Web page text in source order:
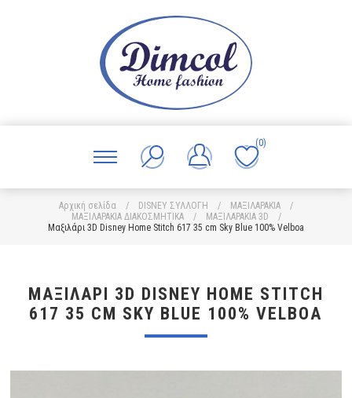
(0)
Αρχική σελίδα / DISNEY ΣΥΛΛΟΓΗ / ΜΑΞΙΛΑΡΑΚΙΑ
/
ΜΑΞΙΛΑΡΑΚΙΑ ΔΙΑΚΟΣΜΗΤΙΚΑ
/ ΜΑΞΙΛΑΡΑΚΙΑ 3D
/
Μαξιλάρι 3D Disney Home Stitch 617 35 cm Sky Blue 100% Velboa
ΜΑΞΙΛΆΡΙ 3D DISNEY HOME STITCH
617 35 CM SKY BLUE 100% VELBOA